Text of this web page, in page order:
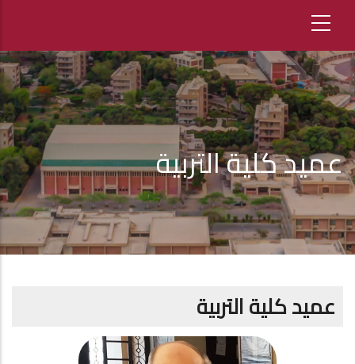
عميد كلية التربية
عميد كلية التربية